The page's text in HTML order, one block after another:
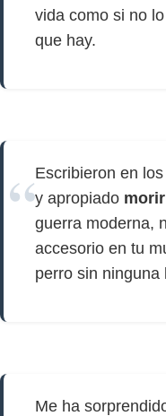
vida como si no
que hay.
Escribieron en
y apropiado morir
guerra moderna,
accesorio en tu
perro sin ninguna
Me ha